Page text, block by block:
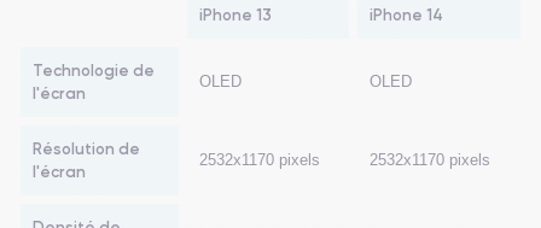
iPhone 13 iPhone 14
Technologie de
l'écran
OLED OLED
Résolution de
l'écran
2532x1170 pixels 2532x1170 pixels